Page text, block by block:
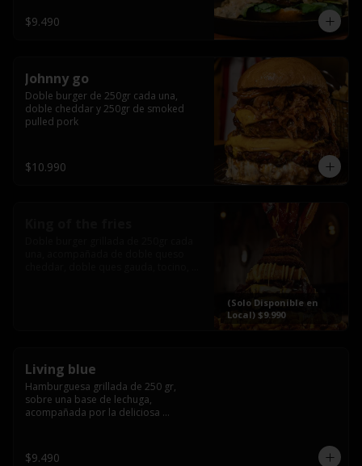
$9.490
Johnny go
Doble burger de 250gr cada una,
doble cheddar y 250gr de smoked
pulled pork
$10.990
(Solo Disponible en
Local) $9.990
Living blue
Hamburguesa grillada de 250 gr,
sobre una base de lechuga,
acompañada por la deliciosa
wisky jack daniels y salsa de miel.-
$9.490